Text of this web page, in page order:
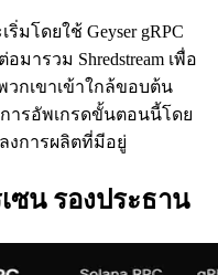
โดยใช้ Geyser gRPC
ารวม Shredstream เพื่อ
กเขาเข้าใกล้ขอบต้น
ารอัพเกรดขั้นตอนนี้โดย
งการผลิตที่มีอยู่
ซน รองประธาน